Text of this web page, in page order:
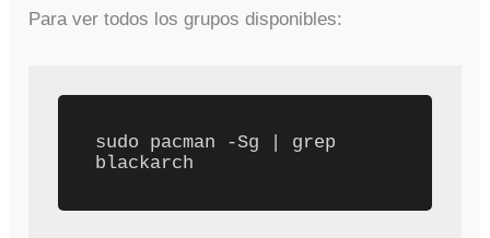
Para ver todos los grupos disponibles:
sudo pacman -Sg | grep